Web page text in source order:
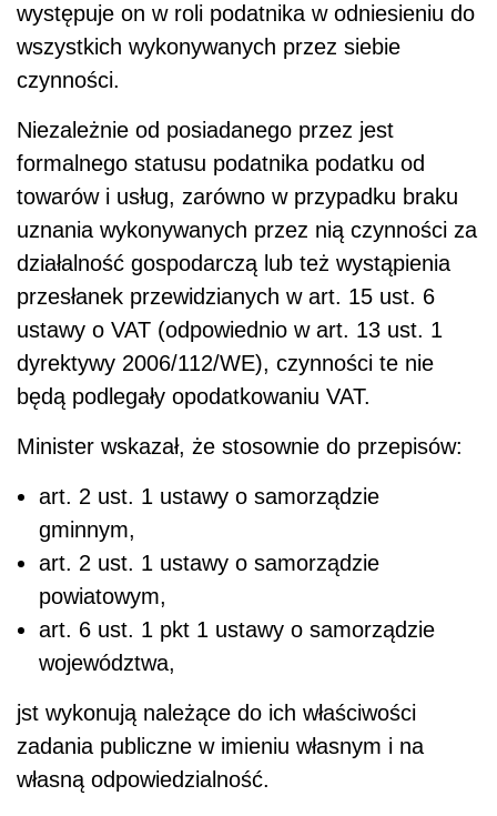
występuje on w roli podatnika w odniesieniu do
wszystkich wykonywanych przez siebie
czynności.
Niezależnie od posiadanego przez jest
formalnego statusu podatnika podatku od
towarów i usług, zarówno w przypadku braku
uznania wykonywanych przez nią czynności za
działalność gospodarczą lub też wystąpienia
przesłanek przewidzianych w art. 15 ust. 6
ustawy o VAT (odpowiednio w art. 13 ust. 1
dyrektywy 2006/112/WE), czynności te nie
będą podlegały opodatkowaniu VAT.
Minister wskazał, że stosownie do przepisów:
art. 2 ust. 1 ustawy o samorządzie
gminnym,
art. 2 ust. 1 ustawy o samorządzie
powiatowym,
art. 6 ust. 1 pkt 1 ustawy o samorządzie
województwa,
jst wykonują należące do ich właściwości
zadania publiczne w imieniu własnym i na
własną odpowiedzialność.